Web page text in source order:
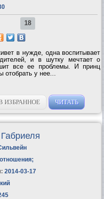
18
в нужде, одна воспитывает
и в шутку мечтает о
все ее проблемы. И принц
у нее...
ИЗБРАННОЕ ЧИТАТЬ
;
2014-03-17